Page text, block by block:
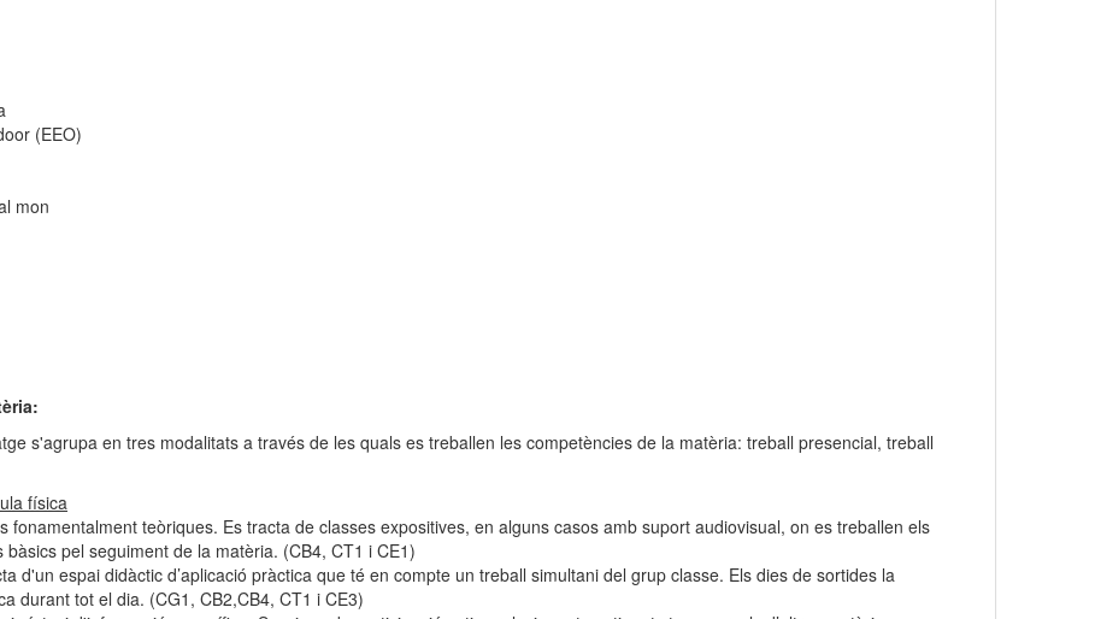
(EEO)
mon
s'agrupa en tres modalitats a través de les quals es treballen les competències de la matèria: treball presencial, treball
física
fonamentalment teòriques. Es tracta de classes expositives, en alguns casos amb suport audiovisual, on es treballen els
pel seguiment de la matèria. (CB4, CT1 i CE1)
d'un espai didàctic d’aplicació pràctica que té en compte un treball simultani del grup classe. Els dies de sortides la
durant tot el dia. (CG1, CB2,CB4, CT1 i CE3)